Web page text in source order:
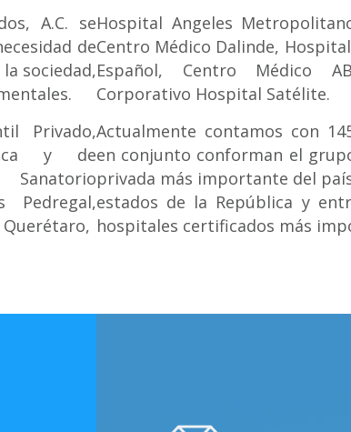
A.C. se
de
sociedad,
Privado,
y de
Sanatorio
Pedregal,
Querétaro,
Hospital Angeles
Centro Médico Dalinde,
Español, Centro Médico
Corporativo Hospital Satélite.
Actualmente contamos con
en conjunto conforman el
privada más importante del
estados de la República y
hospitales certificados más